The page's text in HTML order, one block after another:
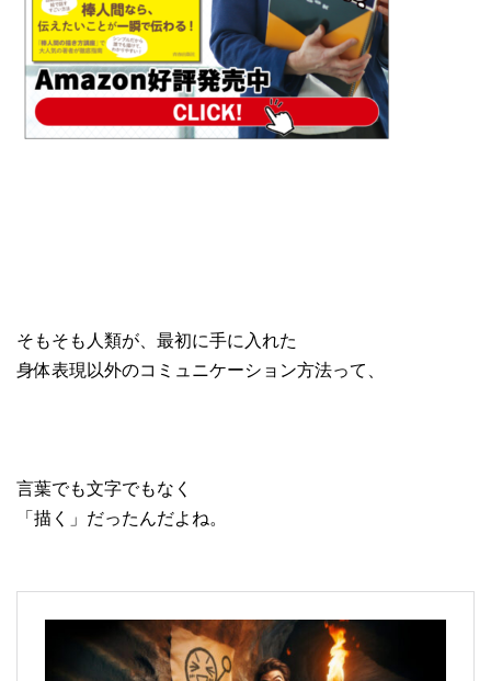
そもそも人類が、最初に手に入れた
身体表現以外のコミュニケーション方法って、
言葉でも文字でもなく
「描く」だったんだよね。